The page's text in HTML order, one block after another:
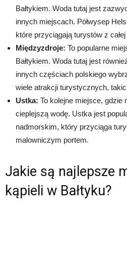
Bałtykiem. Woda tutaj jest
innych miejscach. Półwysep
które przyciągają turystów z
Międzyzdroje: To popularne
Bałtykiem. Woda tutaj jest
innych częściach polskiego
wiele atrakcji turystycznych,
Ustka: To kolejne miejsce, gdzie
cieplejszą wodę. Ustka jest
nadmorskim, który przyciąga
malowniczym portem.
Jakie są najlepsze
kąpieli w Bałtyku?